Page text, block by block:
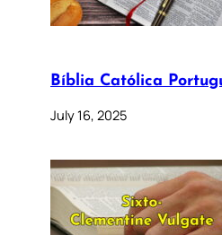
Bíblia Católica
July 16, 2025